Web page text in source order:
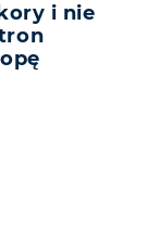
i nie